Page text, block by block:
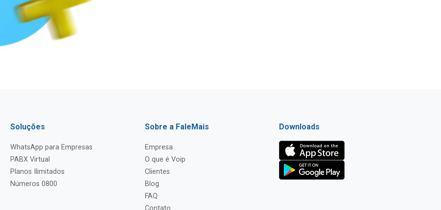
Soluções
WhatsApp para Empresas
PABX Virtual
Planos Ilimitados
Números 0800
Sobre a FaleMais
Empresa
O que é Voip
Clientes
Blog
FAQ
Contato
Downloads